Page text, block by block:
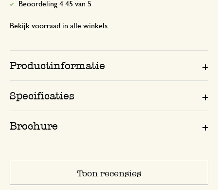
Beoordeling 4.45 van 5
Bekijk voorraad in alle winkels
Productinformatie
Specificaties
Brochure
Toon recensies